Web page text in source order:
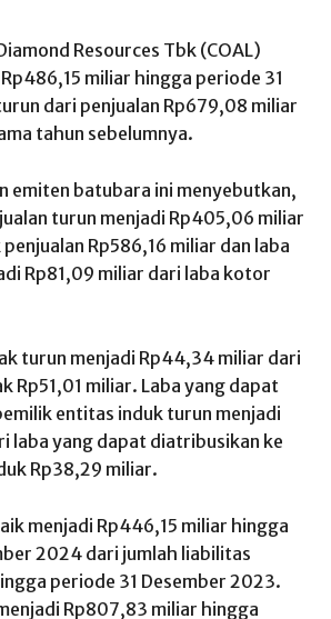
Resources Tbk (COAL)
miliar hingga periode 31
dari penjualan Rp679,08 miliar
tahun sebelumnya.
emiten batubara ini menyebutkan,
turun menjadi Rp405,06 miliar
Rp586,16 miliar dan laba
Rp81,09 miliar dari laba kotor
turun menjadi Rp44,34 miliar dari
Rp51,01 miliar. Laba yang dapat
entitas induk turun menjadi
laba yang dapat diatribusikan ke
Rp38,29 miliar.
menjadi Rp446,15 miliar hingga
2024 dari jumlah liabilitas
periode 31 Desember 2023.
Rp807,83 miliar hingga